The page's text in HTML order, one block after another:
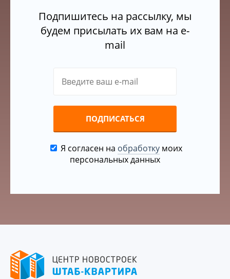
Подпишитесь на рассылку, мы
будем присылать их вам на e-
mail
ПОДПИСАТЬСЯ
Я согласен на обработкумоих
персональных данных